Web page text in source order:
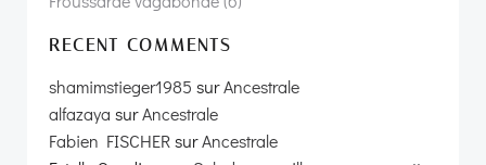
RECENT COMMENTS
shamimstieger1985 surAncestrale
alfazaya surAncestrale
Fabien FISCHERsurAncestrale